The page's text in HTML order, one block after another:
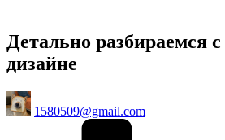
Детально разбираемся
дизайне
Posted
by
1580509@gmail.com